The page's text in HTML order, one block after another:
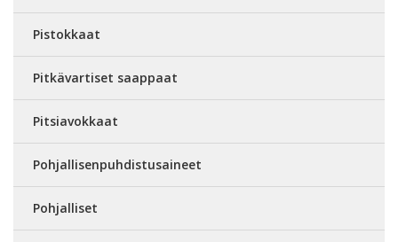
Pistokkaat
Pitkävartiset saappaat
Pitsiavokkaat
Pohjallisenpuhdistusaineet
Pohjalliset